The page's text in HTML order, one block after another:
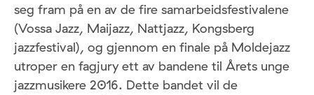
seg fram på en av de fire samarbeidsfestivalene
(Vossa Jazz, Maijazz, Nattjazz, Kongsberg
jazzfestival), og gjennom en finale på Moldejazz
utroper en fagjury ett av bandene til Årets unge
jazzmusikere 2016. Dette bandet vil de